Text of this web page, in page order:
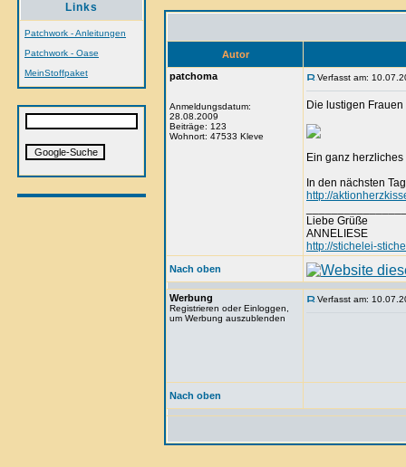
Links
Patchwork - Anleitungen
Patchwork - Oase
MeinStoffpaket
Autor
patchoma
Anmeldungsdatum:
28.08.2009
Beiträge: 123
Wohnort: 47533 Kleve
Verfasst am:
Die lustigen
Ein ganz
In den nächsten
http://
Liebe Grüße
ANNELIESE
http://stichelei-
Nach oben
Werbung
Registrieren oder Einloggen,
um Werbung auszublenden
Verfasst am:
Nach oben